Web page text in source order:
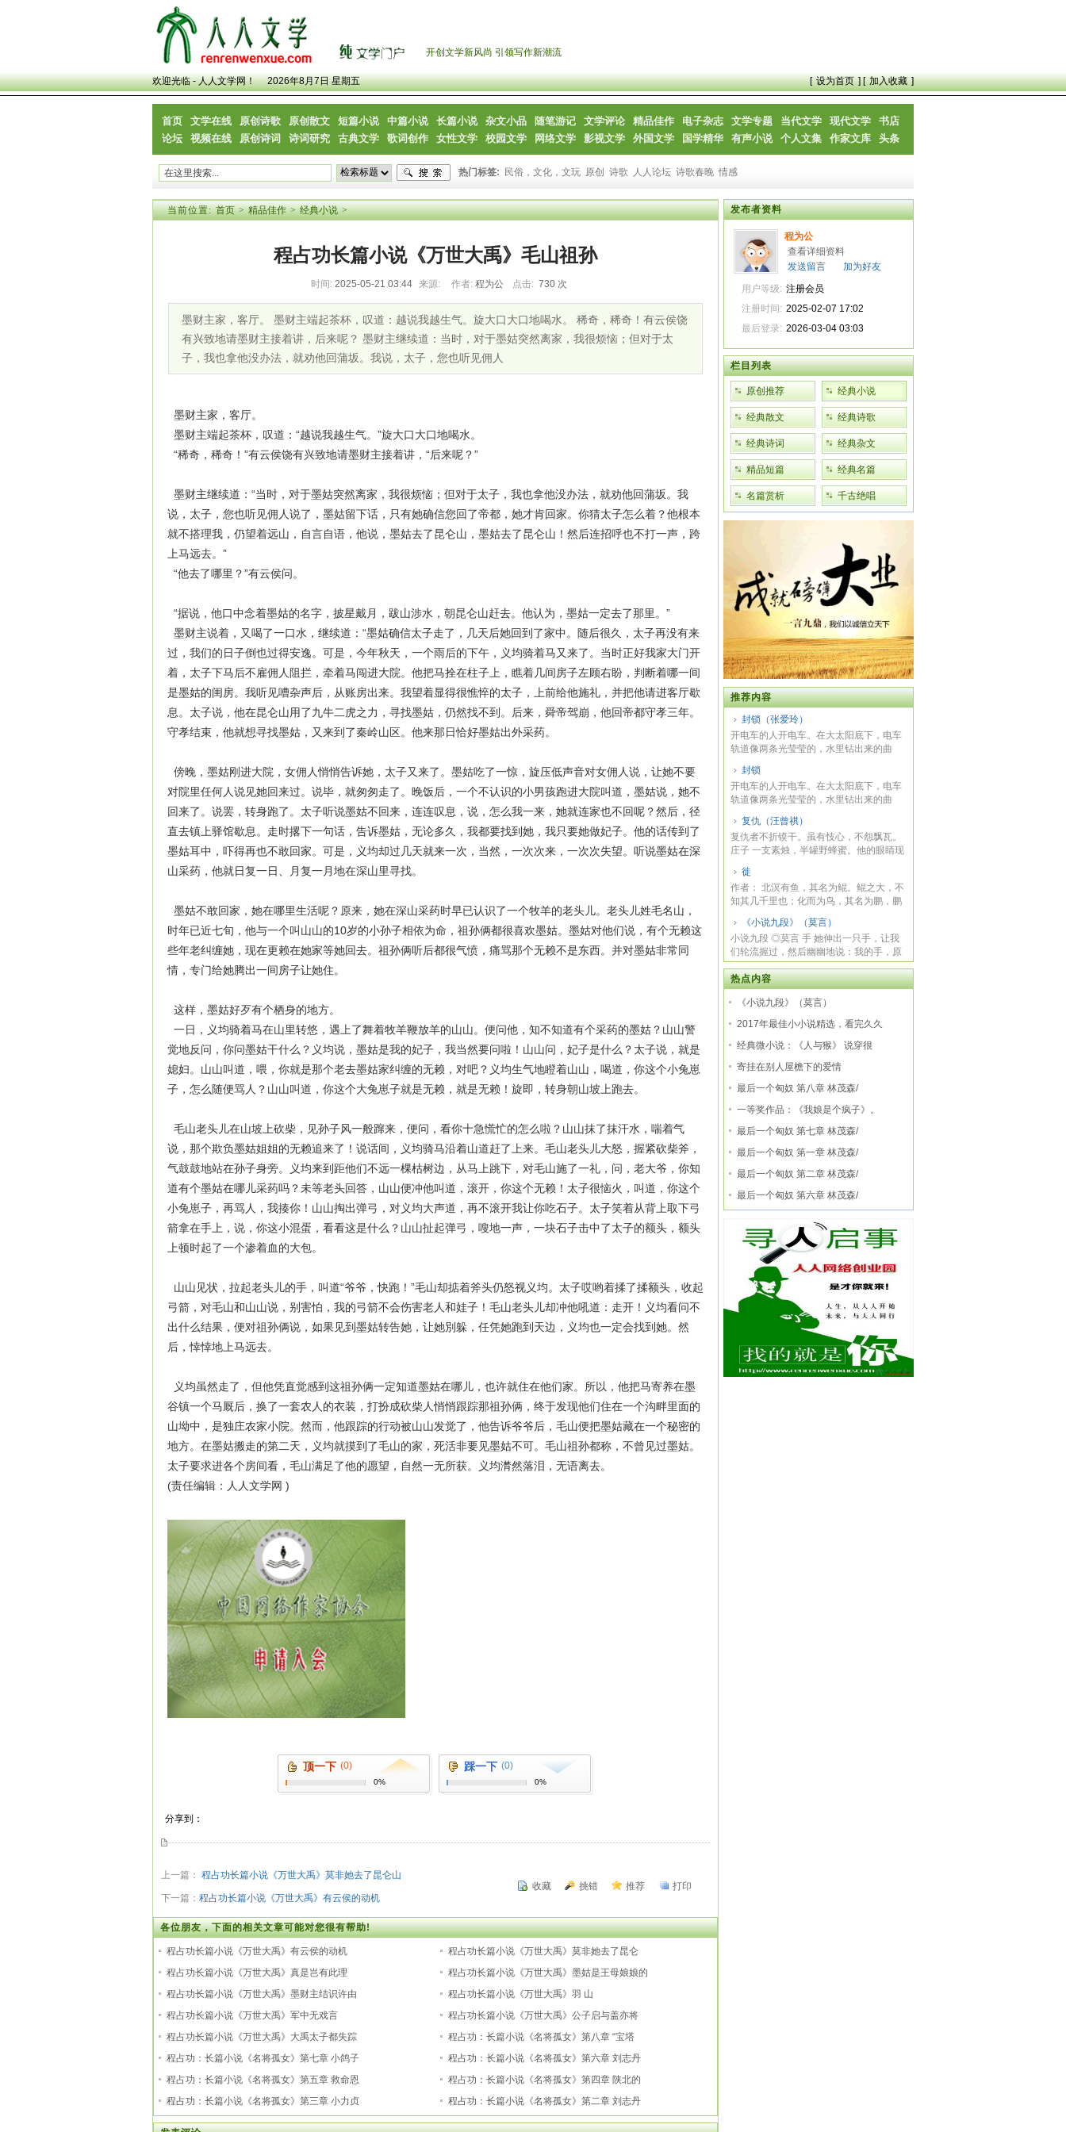
开创文学新风尚 引领写作新潮流
欢迎光临 - 人人文学网！ 2026年8月7日 星期五 [ 设为首页 ] [ 加入收藏 ]
首页 文学在线 原创诗歌 原创散文 短篇小说 中篇小说 长篇小说 杂文小品 随笔游记 文学评论 精品佳作 电子杂志 文学专题 当代文学 现代文学
书店
论坛
视频在线 原创诗词 诗词研究 古典文学 歌词创作 女性文学 校园文学 网络文学 影视文学 外国文学 国学精华 有声小说 个人文集 作家文库 头条
热门标签: 民俗，文化，文玩 原创 诗歌 人人论坛 诗歌春晚 情感
当前位置: 首页>精品佳作>经典小说>
程占功长篇小说《万世大禹》毛山祖孙
时间: 2025-05-21 03:44 来源: 作者: 程为公 点击: 730 次
墨财主家，客厅。 墨财主端起茶杯，叹道：越说我越生气。旋大口大口地喝水。 稀奇，稀奇！有云侯饶
有兴致地请墨财主接着讲，后来呢？ 墨财主继续道：当时，对于墨姑突然离家，我很烦恼；但对于太
子，我也拿他没办法，就劝他回蒲坂。我说，太子，您也听见佣人
墨财主家，客厅。
墨财主端起茶杯，叹道：“越说我越生气。”旋大口大口地喝水。
“稀奇，稀奇！”有云侯饶有兴致地请墨财主接着讲，“后来呢？”
墨财主继续道：“当时，对于墨姑突然离家，我很烦恼；但对于太子，我也拿他没办法，就劝他回蒲坂。我
说，太子，您也听见佣人说了，墨姑留下话，只有她确信您回了帝都，她才肯回家。你猜太子怎么着？他根本
就不搭理我，仍望着远山，自言自语，他说，墨姑去了昆仑山，墨姑去了昆仑山！然后连招呼也不打一声，跨
上马远去。”
“他去了哪里？”有云侯问。
“据说，他口中念着墨姑的名字，披星戴月，跋山涉水，朝昆仑山赶去。他认为，墨姑一定去了那里。”
墨财主说着，又喝了一口水，继续道：“墨姑确信太子走了，几天后她回到了家中。随后很久，太子再没有来
过，我们的日子倒也过得安逸。可是，今年秋天，一个雨后的下午，义均骑着马又来了。当时正好我家大门开
着，太子下马后不雇佣人阻拦，牵着马闯进大院。他把马拴在柱子上，瞧着几间房子左顾右盼，判断着哪一间
是墨姑的闺房。我听见嘈杂声后，从账房出来。我望着显得很憔悴的太子，上前给他施礼，并把他请进客厅歇
息。太子说，他在昆仑山用了九牛二虎之力，寻找墨姑，仍然找不到。后来，舜帝驾崩，他回帝都守孝三年。
守孝结束，他就想寻找墨姑，又来到了秦岭山区。他来那日恰好墨姑出外采药。
傍晚，墨姑刚进大院，女佣人悄悄告诉她，太子又来了。墨姑吃了一惊，旋压低声音对女佣人说，让她不要
对院里任何人说见她回来过。说毕，就匆匆走了。晚饭后，一个不认识的小男孩跑进大院叫道，墨姑说，她不
回来了。说罢，转身跑了。太子听说墨姑不回来，连连叹息，说，怎么我一来，她就连家也不回呢？然后，径
直去镇上驿馆歇息。走时撂下一句话，告诉墨姑，无论多久，我都要找到她，我只要她做妃子。他的话传到了
墨姑耳中，吓得再也不敢回家。可是，义均却过几天就来一次，当然，一次次来，一次次失望。听说墨姑在深
山采药，他就日复一日、月复一月地在深山里寻找。
墨姑不敢回家，她在哪里生活呢？原来，她在深山采药时早已认识了一个牧羊的老头儿。老头儿姓毛名山，
时年已近七旬，他与一个叫山山的10岁的小孙子相依为命，祖孙俩都很喜欢墨姑。墨姑对他们说，有个无赖这
些年老纠缠她，现在更赖在她家等她回去。祖孙俩听后都很气愤，痛骂那个无赖不是东西。并对墨姑非常同
情，专门给她腾出一间房子让她住。
这样，墨姑好歹有个栖身的地方。
一日，义均骑着马在山里转悠，遇上了舞着牧羊鞭放羊的山山。便问他，知不知道有个采药的墨姑？山山警
觉地反问，你问墨姑干什么？义均说，墨姑是我的妃子，我当然要问啦！山山问，妃子是什么？太子说，就是
媳妇。山山叫道，喂，你就是那个老去墨姑家纠缠的无赖，对吧？义均生气地瞪着山山，喝道，你这个小兔崽
子，怎么随便骂人？山山叫道，你这个大兔崽子就是无赖，就是无赖！旋即，转身朝山坡上跑去。
毛山老头儿在山坡上砍柴，见孙子风一般蹿来，便问，看你十急慌忙的怎么啦？山山抹了抹汗水，喘着气
说，那个欺负墨姑姐姐的无赖追来了！说话间，义均骑马沿着山道赶了上来。毛山老头儿大怒，握紧砍柴斧，
气鼓鼓地站在孙子身旁。义均来到距他们不远一棵枯树边，从马上跳下，对毛山施了一礼，问，老大爷，你知
道有个墨姑在哪儿采药吗？未等老头回答，山山便冲他叫道，滚开，你这个无赖！太子很恼火，叫道，你这个
小兔崽子，再骂人，我揍你！山山掏出弹弓，对义均大声道，再不滚开我让你吃石子。太子笑着从背上取下弓
箭拿在手上，说，你这小混蛋，看看这是什么？山山扯起弹弓，嗖地一声，一块石子击中了太子的额头，额头
上顿时起了一个渗着血的大包。
山山见状，拉起老头儿的手，叫道“爷爷，快跑！”毛山却掂着斧头仍怒视义均。太子哎哟着揉了揉额头，收起
弓箭，对毛山和山山说，别害怕，我的弓箭不会伤害老人和娃子！毛山老头儿却冲他吼道：走开！义均看问不
出什么结果，便对祖孙俩说，如果见到墨姑转告她，让她別躲，任凭她跑到天边，义均也一定会找到她。然
后，悻悻地上马远去。
义均虽然走了，但他凭直觉感到这祖孙俩一定知道墨姑在哪儿，也许就住在他们家。所以，他把马寄养在墨
谷镇一个马厩后，换了一套农人的衣装，打扮成砍柴人悄悄跟踪那祖孙俩，终于发现他们住在一个沟畔里面的
山坳中，是独庄农家小院。然而，他跟踪的行动被山山发觉了，他告诉爷爷后，毛山便把墨姑藏在一个秘密的
地方。在墨姑搬走的第二天，义均就摸到了毛山的家，死活非要见墨姑不可。毛山祖孙都称，不曾见过墨姑。
太子要求进各个房间看，毛山满足了他的愿望，自然一无所获。义均潸然落泪，无语离去。
(责任编辑：人人文学网 )
顶一下 (0)
0%
踩一下 (0)
0%
分享到：
上一篇： 程占功长篇小说《万世大禹》莫非她去了昆仑山
下一篇： 程占功长篇小说《万世大禹》有云侯的动机
收藏 挑错 推荐 打印
各位朋友，下面的相关文章可能对您很有帮助!
程占功长篇小说《万世大禹》有云侯的动机
程占功长篇小说《万世大禹》莫非她去了昆仑
程占功长篇小说《万世大禹》真是岂有此理
程占功长篇小说《万世大禹》墨姑是王母娘娘的
程占功长篇小说《万世大禹》墨财主结识许由
程占功长篇小说《万世大禹》羽 山
程占功长篇小说《万世大禹》军中无戏言
程占功长篇小说《万世大禹》公子启与盖亦将
程占功长篇小说《万世大禹》大禹太子都失踪
程占功：长篇小说《名将孤女》第八章 “宝塔
程占功：长篇小说《名将孤女》第七章 小鸽子
程占功：长篇小说《名将孤女》第六章 刘志丹
程占功：长篇小说《名将孤女》第五章 救命恩
程占功：长篇小说《名将孤女》第四章 陕北的
程占功：长篇小说《名将孤女》第三章 小力贞
程占功：长篇小说《名将孤女》第二章 刘志丹
发布者资料
程为公
查看详细资料
发送留言
加为好友
用户等级: 注册会员
注册时间: 2025-02-07 17:02
最后登录: 2026-03-04 03:03
栏目列表
原创推荐 经典小说
经典散文 经典诗歌
经典诗词 经典杂文
精品短篇 经典名篇
名篇赏析 千古绝唱
推荐内容
封锁（张爱玲）
开电车的人开电车。在大太阳底下，电车
轨道像两条光莹莹的，水里钻出来的曲
封锁
开电车的人开电车。在大太阳底下，电车
轨道像两条光莹莹的，水里钻出来的曲
复仇（汪曾祺）
复仇者不折镆干。虽有忮心，不怨飘瓦。
庄子 一支素烛，半罐野蜂蜜。他的眼睛现
徙
作者： 北溟有鱼，其名为鲲。鲲之大，不
知其几千里也；化而为鸟，其名为鹏，鹏
《小说九段》（莫言）
小说九段 ◎莫言 手 她伸出一只手，让我
们轮流握过，然后幽幽地说：我的手，原
来很好...
热点内容
《小说九段》（莫言）
2017年最佳小小说精选，看完久久
经典微小说：《人与猴》 说穿很
寄挂在别人屋檐下的爱情
最后一个匈奴 第八章 林茂森/
一等奖作品：《我娘是个疯子》。
最后一个匈奴 第七章 林茂森/
最后一个匈奴 第一章 林茂森/
最后一个匈奴 第二章 林茂森/
最后一个匈奴 第六章 林茂森/